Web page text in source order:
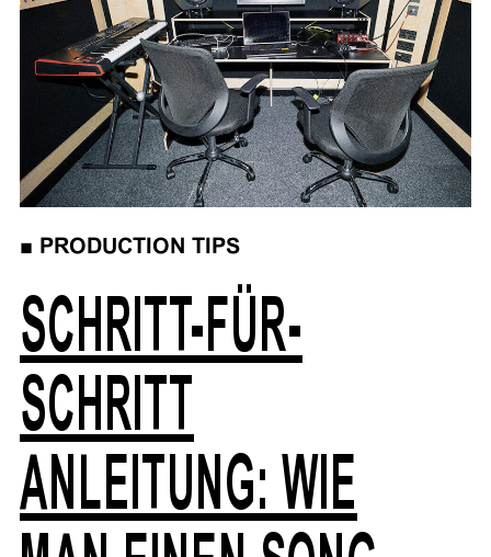
■ PRODUCTION TIPS
SCHRITT-FÜR-
SCHRITT
ANLEITUNG: WIE